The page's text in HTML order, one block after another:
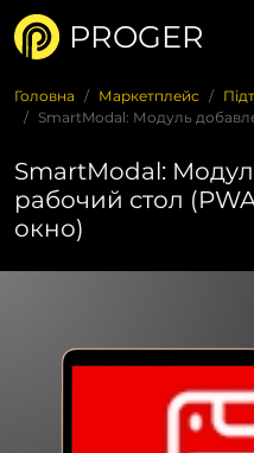
PROGER
Головна Маркетплейс
SmartModal: Модуль
SmartModal:
рабочий стол
окно)